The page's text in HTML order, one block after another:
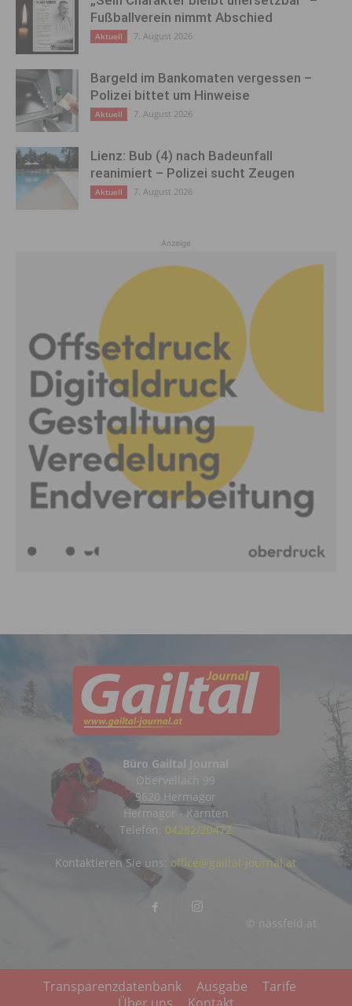
Fußballverein nimmt Abschied
Aktuell 7. August 2026
Bargeld im Bankomaten vergessen –
Polizei bittet um Hinweise
Aktuell 7. August 2026
Lienz: Bub (4) nach Badeunfall
reanimiert – Polizei sucht Zeugen
Aktuell 7. August 2026
Anzeige
Büro Gailtal Journal
Obervellach 99
9620 Hermagor
Hermagor - Kärnten
Telefon: 04282/20472
© nassfeld.at
Kontaktieren Sie uns: office@gailtal-journal.at
Transparenzdatenbank Ausgabe
Tarife